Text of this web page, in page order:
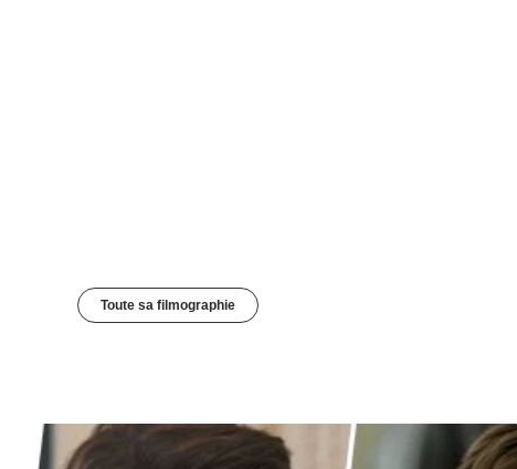
Toute sa filmographie